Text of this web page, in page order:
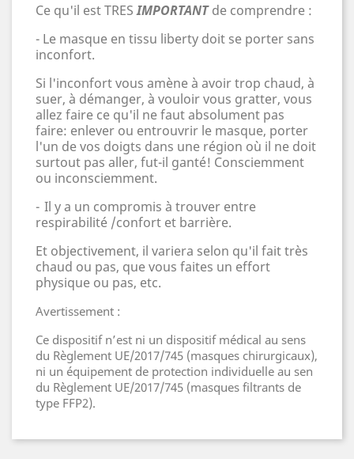
Ce qu'il est TRESIMPORTANTde comprendre :
- Le masque en tissu liberty doit se porter sans
inconfort.
Si l'inconfort vous amène à avoir trop chaud, à
suer, à démanger, à vouloir vous gratter, vous
allez faire ce qu'il ne faut absolument pas
faire: enlever ou entrouvrir le masque, porter
l'un de vos doigts dans une région où il ne doit
surtout pas aller, fut-il ganté! Consciemment
ou inconsciemment.
- Il y a un compromis à trouver entre
respirabilité /confort et barrière.
Et objectivement, il variera selon qu'il fait très
chaud ou pas, que vous faites un effort
physique ou pas, etc.
Avertissement :
Ce dispositif n’est ni un dispositif médical au sens
du Règlement UE/2017/745 (masques chirurgicaux),
ni un équipement de protection individuelle au sen
du Règlement UE/2017/745 (masques filtrants de
type FFP2).